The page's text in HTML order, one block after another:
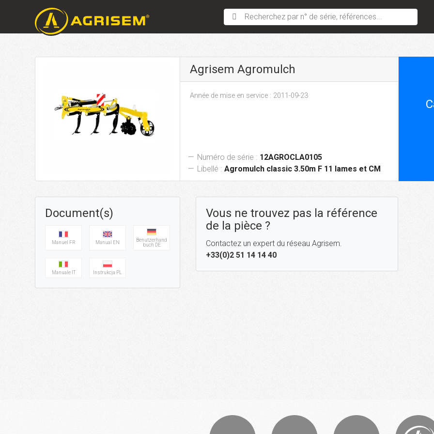
Recherchez par n° de série, références...
Agrisem Agromulch
Année de mise en service : 2011-09-23
Numéro de série : 12AGROCLA0105
Libellé : Agromulch classic 3.50m F 11 lames et CM
Document(s)
Manuel FR Manual EN
Benutzerhand
buch DE
Manuale IT Instrukcja PL
Vous ne trouvez pas la référence
de la pièce ?
Contactez un expert du réseau Agrisem.
+33(0)2 51 14 14 40